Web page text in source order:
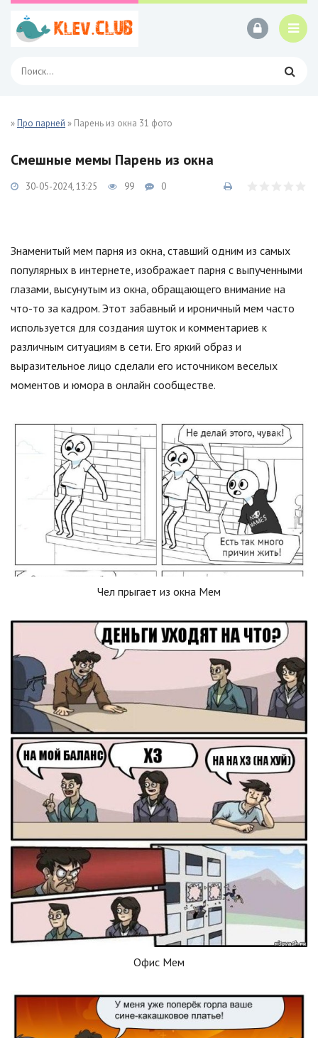
»Про парней » Парень из окна 31 фото
Смешные мемы Парень из окна
30-05-2024, 13:25 99 0
Знаменитый мем парня из окна, ставший одним из самых
популярных в интернете, изображает парня с выпученными
глазами, высунутым из окна, обращающего внимание на
что-то за кадром. Этот забавный и ироничный мем часто
используется для создания шуток и комментариев к
различным ситуациям в сети. Его яркий образ и
выразительное лицо сделали его источником веселых
моментов и юмора в онлайн сообществе.
Чел прыгает из окна Мем
Офис Мем